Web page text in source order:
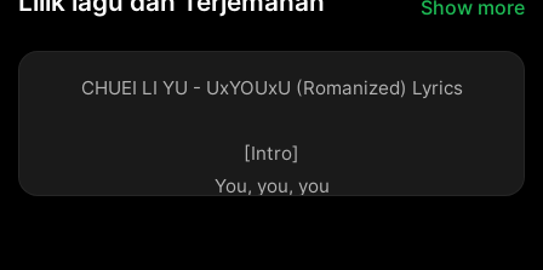
Show more
CHUEI LI YU - UxYOUxU (Romanized) Lyrics
[Intro]
You, you, you